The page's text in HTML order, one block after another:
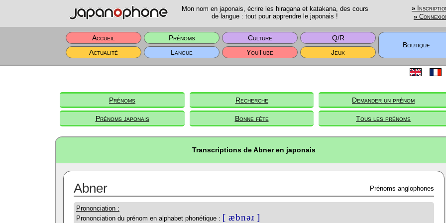
Mon nom en japonais, écrire les hiragana et katakana, des cours
de langue : tout pour apprendre le japonais !
»
»
Accueil Prénoms Culture
Q/R
Boutique
Actualité
Langue YouTube Jeux
Prénoms Recherche Demander un prénom
Prénoms japonais Bonne fête Tous les prénoms
Transcriptions de Abner en japonais
Abner Prénoms anglophones
Prononciation :
Prononciation du prénom en alphabet phonétique : [ æbnəɹ ]